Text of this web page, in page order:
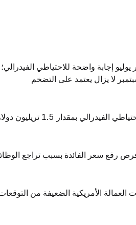
إجابة واضحة للاحتياطي الفيدرالي؛
لا يزال يعتمد على التضخم
بمقدار 1.5 تريليون دولار
رفع سعر الفائدة بسبب تراجع
العمالة الأمريكية الضعيفة من